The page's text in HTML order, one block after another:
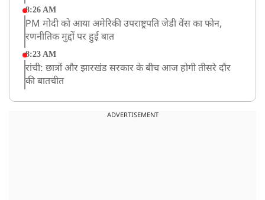
8:26 AM
PM मोदी को आया अमेरिकी उपराष्ट्रपति जेडी वेंस का फोन,
रणनीतिक मुद्दों पर हुई बात
8:23 AM
रांची: छात्रों और झारखंड सरकार के बीच आज होगी तीसरे दौर
की बातचीत
देशभर में आज से 'हर घर तिरंगा' अभियान, सीएम योगी लखनऊ
ADVERTISEMENT